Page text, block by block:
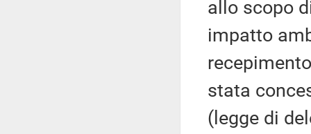
allo scopo
impatto
stata
(legge di